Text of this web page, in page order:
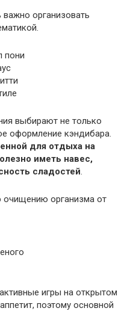
организовать
выбирают не только
оформление кэндибара.
для отдыха на
иметь навес,
сладостей.
очищению организма от
игры на открытом
поэтому основной